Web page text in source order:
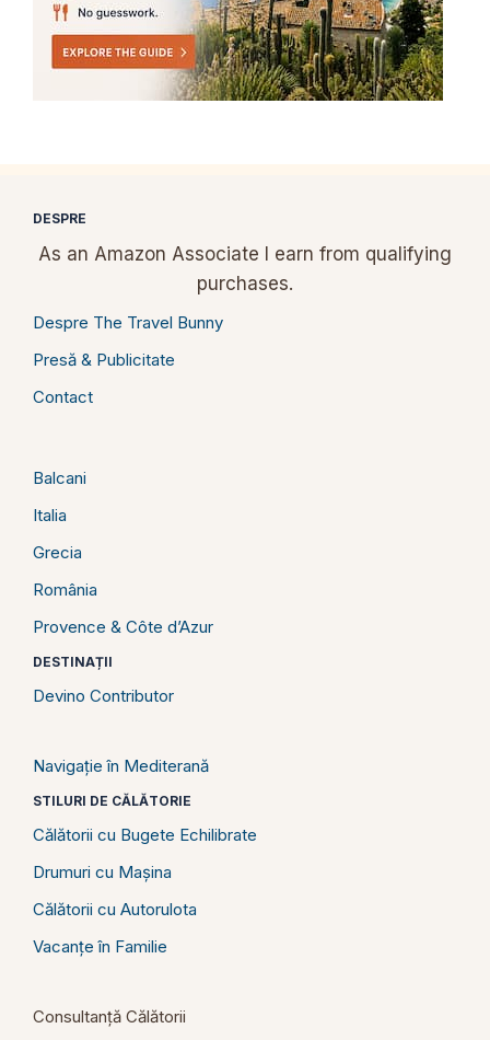
DESPRE
As an Amazon Associate I earn from qualifying
purchases.
Despre The Travel Bunny
Presă & Publicitate
Contact
Balcani
Italia
Grecia
România
Provence & Côte d’Azur
DESTINAȚII
Devino Contributor
Navigație în Mediterană
STILURI DE CĂLĂTORIE
Călătorii cu Bugete Echilibrate
Drumuri cu Mașina
Călătorii cu Autorulota
Vacanțe în Familie
Consultanță Călătorii